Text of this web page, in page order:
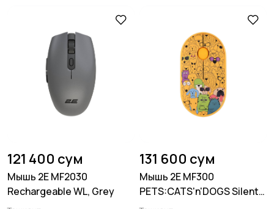
121 400 сум
Мышь 2E MF2030
Rechargeable WL, Grey
131 600 сум
Мышь 2E MF300
PETS:CATS'n'DOGS Silent
WL BT, желтый